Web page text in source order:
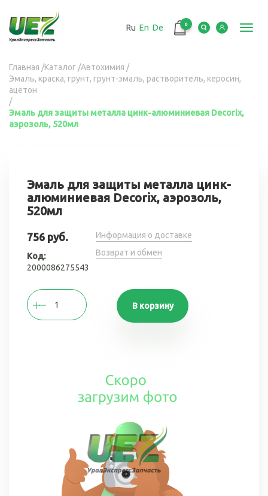
основному
содержанию
Ru En De 0
Вы
здесь
Главная /Каталог /Автохимия /
Эмаль, краска, грунт, грунт-эмаль, растворитель, керосин,
ацетон
/
Эмаль для защиты металла цинк-алюминиевая Decorix,
аэрозоль, 520мл
Эмаль для защиты металла цинк-
алюминиевая Decorix, аэрозоль,
520мл
756 руб.
Код:
2000086275543
Информация о доставке
Возврат и обмен
В корзину